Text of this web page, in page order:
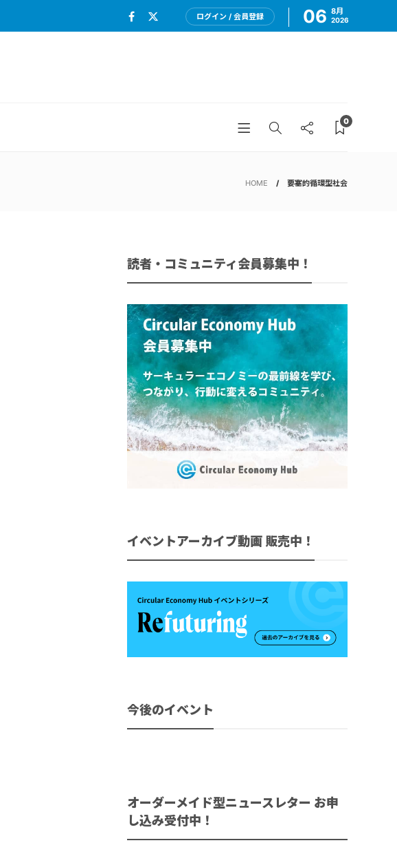
ログイン / 会員登録 06 8月
2026
0
HOME 要塞的循環型社会
読者・コミュニティ会員募集中！
イベントアーカイブ動画 販売中！
今後のイベント
オーダーメイド型ニュースレター お申
し込み受付中！